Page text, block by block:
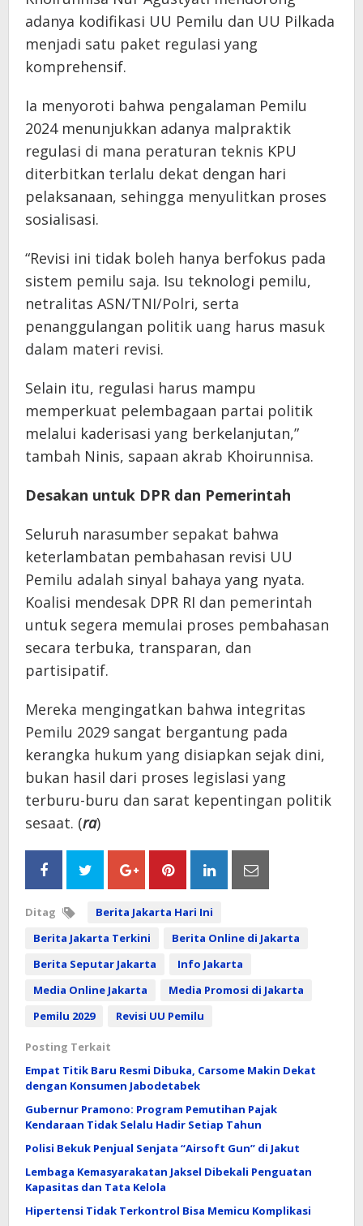
adanya kodifikasi UU Pemilu dan UU Pilkada
menjadi satu paket regulasi yang
komprehensif.
Ia menyoroti bahwa pengalaman Pemilu
2024 menunjukkan adanya malpraktik
regulasi di mana peraturan teknis KPU
diterbitkan terlalu dekat dengan hari
pelaksanaan, sehingga menyulitkan proses
sosialisasi.
“Revisi ini tidak boleh hanya berfokus pada
sistem pemilu saja. Isu teknologi pemilu,
netralitas ASN/TNI/Polri, serta
penanggulangan politik uang harus masuk
dalam materi revisi.
Selain itu, regulasi harus mampu
memperkuat pelembagaan partai politik
melalui kaderisasi yang berkelanjutan,”
tambah Ninis, sapaan akrab Khoirunnisa.
Desakan untuk DPR dan Pemerintah
Seluruh narasumber sepakat bahwa
keterlambatan pembahasan revisi UU
Pemilu adalah sinyal bahaya yang nyata.
Koalisi mendesak DPR RI dan pemerintah
untuk segera memulai proses pembahasan
secara terbuka, transparan, dan
partisipatif.
Mereka mengingatkan bahwa integritas
Pemilu 2029 sangat bergantung pada
kerangka hukum yang disiapkan sejak dini,
bukan hasil dari proses legislasi yang
terburu-buru dan sarat kepentingan politik
sesaat. (ra)
Ditag
Berita Jakarta Hari Ini
Berita Jakarta Terkini
Berita Online di Jakarta
Berita Seputar Jakarta
Info Jakarta
Media Online Jakarta
Media Promosi di Jakarta
Pemilu 2029
Revisi UU Pemilu
Posting Terkait
Empat Titik Baru Resmi Dibuka, Carsome Makin Dekat
dengan Konsumen Jabodetabek
Gubernur Pramono: Program Pemutihan Pajak
Kendaraan Tidak Selalu Hadir Setiap Tahun
Polisi Bekuk Penjual Senjata “Airsoft Gun” di Jakut
Lembaga Kemasyarakatan Jaksel Dibekali Penguatan
Kapasitas dan Tata Kelola
Hipertensi Tidak Terkontrol Bisa Memicu Komplikasi